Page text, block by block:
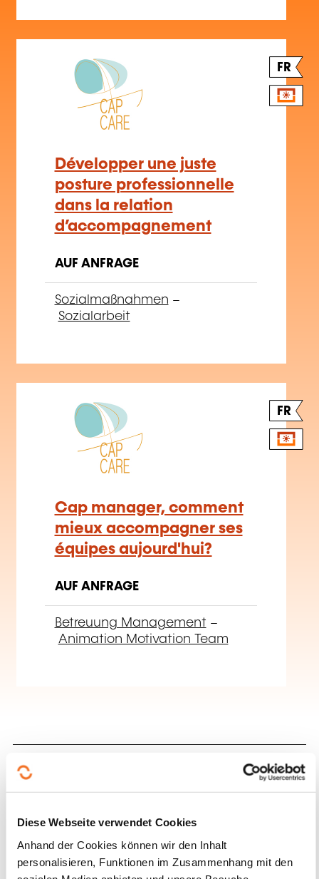
Diese Webseite verwendet Cookies
Anhand der Cookies können wir den Inhalt
personalisieren, Funktionen im Zusammenhang mit den
FR
Développer une juste
posture professionnelle
dans la relation
d’accompagnement
AUF ANFRAGE
Sozialmaßnahmen –
Sozialarbeit
FR
Cap manager, comment
mieux accompagner ses
équipes aujourd'hui?
AUF ANFRAGE
Betreuung Management –
Animation Motivation Team
Weiterbildungsfeld
suchen